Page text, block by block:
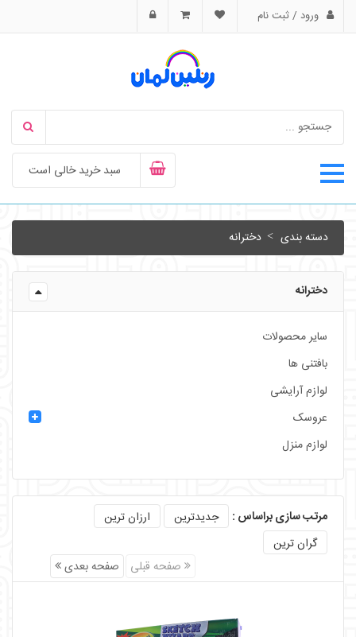
ورود / ثبت نام
سبد خرید خالی است
دسته بندی دخترانه
دخترانه
سایر محصولات
بافتنی ها
لوازم آرایشی
عروسک
لوازم منزل
مرتب سازی براساس : جدیدترین
ارزان ترین
گران ترین
صفحه قبلی
صفحه بعدی